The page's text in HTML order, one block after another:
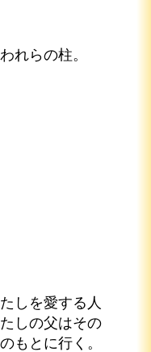
れらの柱。
しを愛する人
しの父はその
もとに行く。